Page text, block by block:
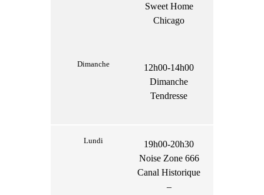
Sweet Home
Chicago
Dimanche
12h00-14h00
Dimanche
Tendresse
Lundi
19h00-20h30
Noise Zone 666
Canal Historique
–